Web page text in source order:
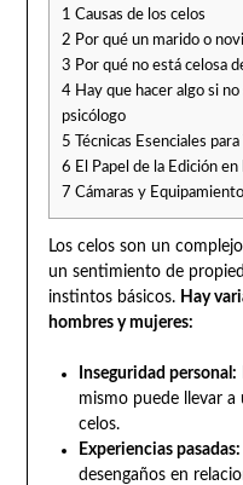
1 Causas de los celos
2 Por qué un marido o
3 Por qué no está celosa
4Hay que hacer algo si no
psicólogo
5 Técnicas Esenciales
6 El Papel de la Edición
7 Cámaras y
Los celos son un
un sentimiento de
instintos básicos. Hay
hombres y mujeres:
Inseguridad personal:
mismo puede llevar
celos.
Experiencias pasadas:
desengaños en